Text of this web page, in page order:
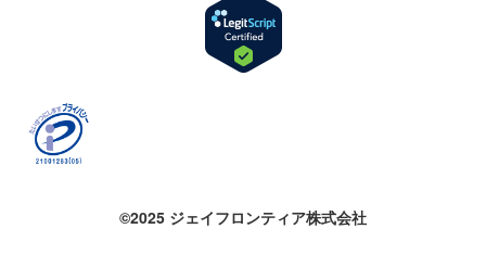
©2025 ジェイフロンティア株式会社